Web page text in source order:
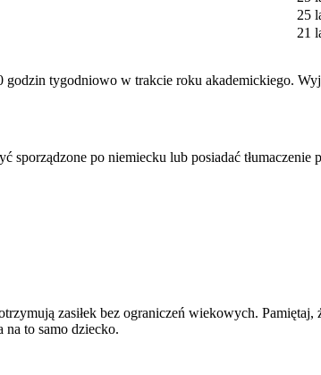
25
21
tygodniowo w trakcie roku akademickiego.
po niemiecku lub posiadać tłumaczenie
zasiłek bez ograniczeń wiekowych.
na to samo dziecko.